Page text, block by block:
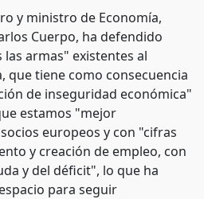
y ministro de Economía,
Cuerpo, ha defendido
armas" existentes al
que tiene como consecuencia
de inseguridad económica"
estamos "mejor
europeos y con "cifras
y creación de empleo, con
y del déficit", lo que ha
para seguir